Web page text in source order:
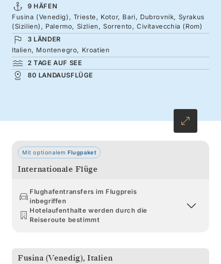
Küche. Von Venedig aus geht es weiter nach
Süden zu den schönsten Festungsstädten
Europas, den historischen Hochburgen
wachsamer Stadtstaaten. Weiter geht es nach
Sizilien, wo Sie auf sonnenverblassten
Boulevards flanieren und süße, mit Ricotta
entdecken – eine Stadt, deren Seele in den
schmalen Gassen pulsiert. In Rom
angekommen, erwarten Sie vielfältige
Eindrücke und eine beeindruckende
Geschichte.
9 HÄFEN
Fusina (Venedig), Trieste, Kotor, Bari, Dubrovnik, Syrakus
(Sizilien), Palermo, Sizlien, Sorrento, Civitavecchia (Rom)
3 LÄNDER
Italien, Montenegro, Kroatien
2 TAGE AUF SEE
80 LANDAUSFLÜGE
Mit optionalem Flugpaket
Internationale Flüge
Flughafentransfers im Flugpreis
inbegriffen
Hotelaufenthalte werden durch die
Reiseroute bestimmt
Fusina (Venedig), Italien